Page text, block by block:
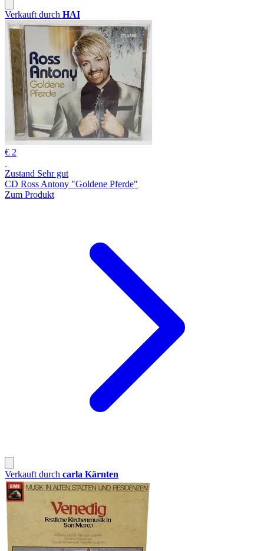
Verkauft durch HAI
€ 2
Zustand Sehr gut
CD Ross Antony "Goldene Pferde"
Zum Produkt
Verkauft durch carla Kärnten